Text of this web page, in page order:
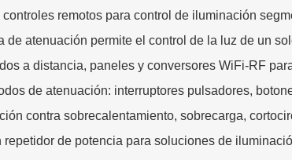
remotos para control de iluminación
de atenuación permite el control de la luz de un
a distancia, paneles y conversores WiFi-RF
de atenuación: interruptores pulsadores,
contra sobrecalentamiento, sobrecarga,
de potencia para soluciones de